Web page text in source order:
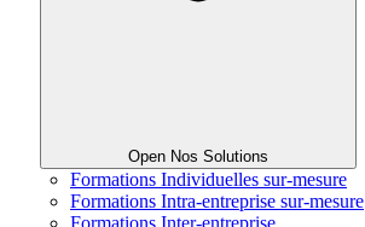
Open Nos Solutions
Formations Individuelles sur-mesure
Formations Intra-entreprise sur-mesure
Formations Inter-entreprise